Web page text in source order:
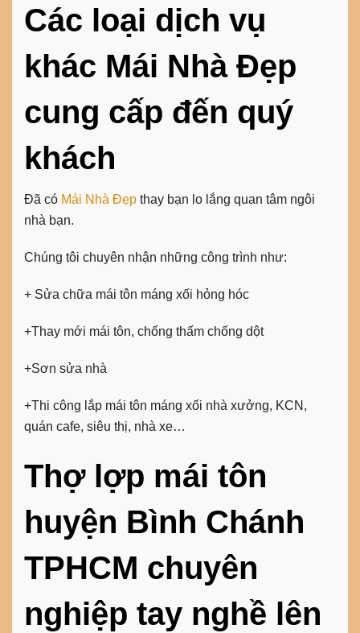
Các loại dịch vụ
khác Mái Nhà Đẹp
cung cấp đến quý
khách
Đã có Mái Nhà Đẹp thay bạn lo lắng quan tâm ngôi
nhà bạn.
Chúng tôi chuyên nhận những công trình như:
+ Sửa chữa mái tôn máng xối hỏng hóc
+Thay mới mái tôn, chống thấm chống dột
+Sơn sửa nhà
+Thi công lắp mái tôn máng xối nhà xưởng, KCN,
quán cafe, siêu thị, nhà xe…
Thợ lợp mái tôn
huyện Bình Chánh
TPHCM chuyên
nghiệp tay nghề lên